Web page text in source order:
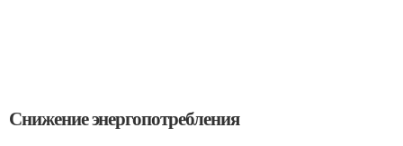
Снижение энергопотребления